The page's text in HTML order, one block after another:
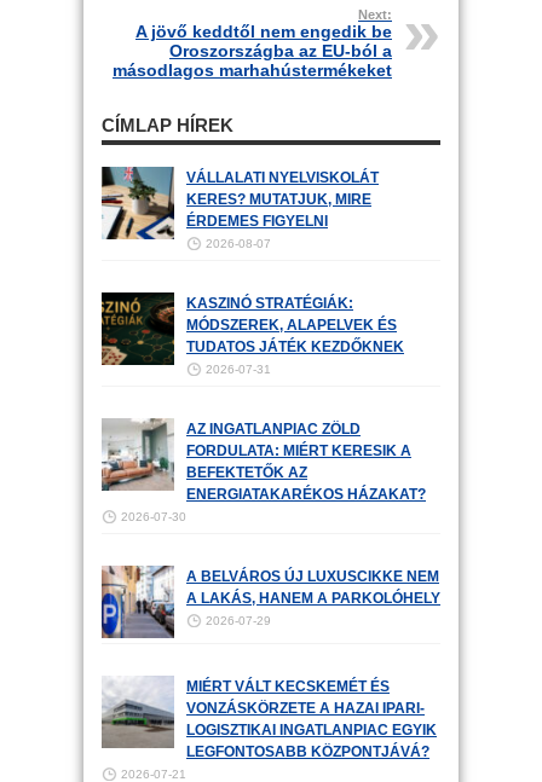
Next:
A jövő keddtől nem engedik be
Oroszországba az EU-ból a
másodlagos marhahústermékeket
CÍMLAP HÍREK
VÁLLALATI NYELVISKOLÁT
KERES? MUTATJUK, MIRE
ÉRDEMES FIGYELNI
2026-08-07
KASZINÓ STRATÉGIÁK:
MÓDSZEREK, ALAPELVEK ÉS
TUDATOS JÁTÉK KEZDŐKNEK
2026-07-31
AZ INGATLANPIAC ZÖLD
FORDULATA: MIÉRT KERESIK A
BEFEKTETŐK AZ
ENERGIATAKARÉKOS HÁZAKAT?
2026-07-30
A BELVÁROS ÚJ LUXUSCIKKE NEM
A LAKÁS, HANEM A PARKOLÓHELY
2026-07-29
MIÉRT VÁLT KECSKEMÉT ÉS
VONZÁSKÖRZETE A HAZAI IPARI-
LOGISZTIKAI INGATLANPIAC EGYIK
LEGFONTOSABB KÖZPONTJÁVÁ?
2026-07-21